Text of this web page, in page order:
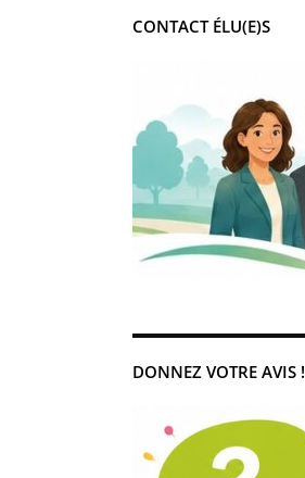
CONTACT ÉLU(E)S
DONNEZ VOTRE AVIS !